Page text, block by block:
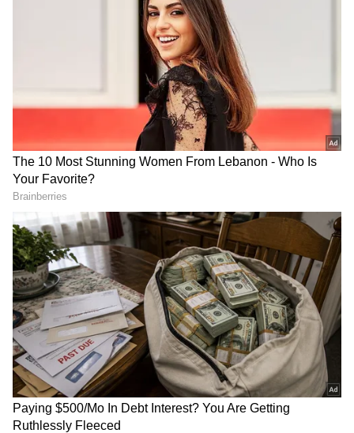
மேலும் படிக்க: அமீர் கானின் சொகுசு
வீடுகள்: மும்பை அபார்ட்மெண்ட் முதல்
பஞ்ச்கனி பங்களா வரை
ஏசியாநெட் தமிழ்-ஐ உங்கள் முதன்மைத்
தேர்வாக்குங்கள்